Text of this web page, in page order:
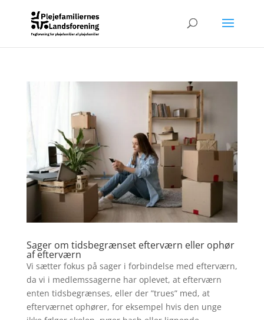
Sager om tidsbegrænset efterværn eller ophør
af efterværn
Vi sætter fokus på sager i forbindelse med efterværn,
da vi i medlemssagerne har oplevet, at efterværn
enten tidsbegrænses, eller der ”trues” med, at
efterværnet ophører, for eksempel hvis den unge